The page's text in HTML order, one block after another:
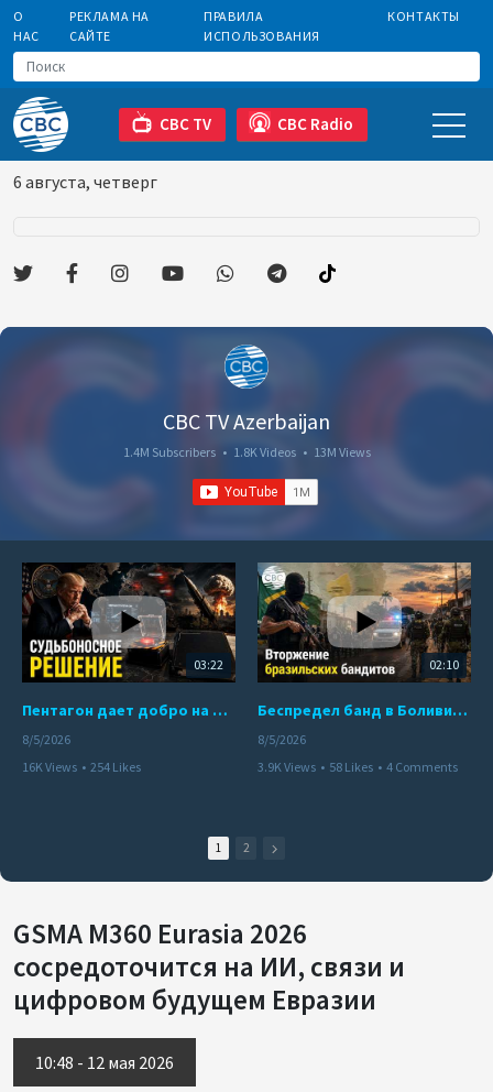
О
НАС
РЕКЛАМА НА
САЙТЕ
ПРАВИЛА
ИСПОЛЬЗОВАНИЯ
КОНТАКТЫ
CBC TV CBC Radio
6 августа, четверг
CBC TV Azerbaijan
1.4M Subscribers • 1.8K Videos • 13M Views
03:22
Пентагон дает добро на ядерный удар по противникам США
8/5/2026
16K Views • 254 Likes
02:10
Беспредел банд в Боливии. Расправы над наркоторговцами
8/5/2026
3.9K Views • 58 Likes • 4 Comments
1 2
GSMA M360 Eurasia 2026
сосредоточится на ИИ, связи и
цифровом будущем Евразии
10:48 - 12 мая 2026